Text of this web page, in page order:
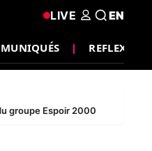
REFLEXION
LIVE EN
groupe Espoir 2000